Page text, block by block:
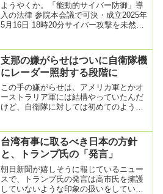
ようやくか。「能動的サイバー防御」導
入の法律 参院本会議で可決・成立2025年
5月16日 18時20分サイバー攻撃を未然に
支那の嫌がらせはついに自衛隊機
にレーダー照射する段階に
この手の嫌がらせは、アメリカ軍とかオ
ーストラリア軍には結構やっていたんだ
けど、自衛隊に対しては初めてのよう
台湾有事に取るべき日本の方針
と、トランプ氏の「発言」
朝日新聞が嬉しそうに報じているニュー
スで、トランプ氏の発言は高市氏を擁護
していないような印象の扱いをしてい